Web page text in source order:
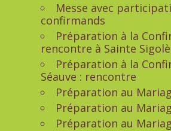
Messe avec
confirmands
Préparation à la
rencontre à Sainte
Préparation à la
Séauve : rencontre
Préparation au
Préparation au
Préparation au